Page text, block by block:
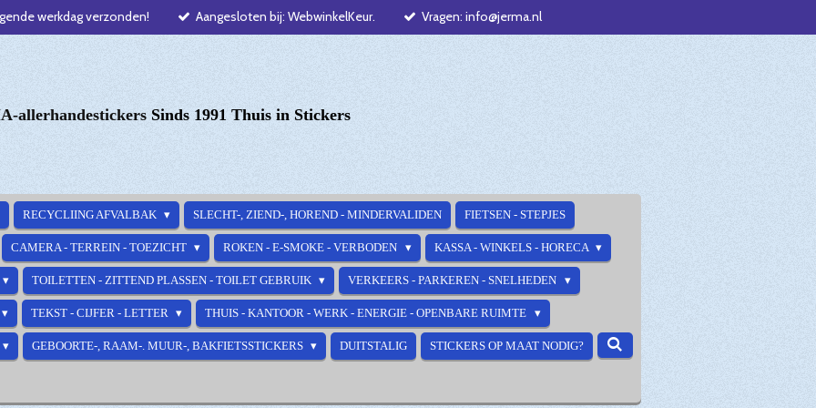
werkdag verzonden! Aangesloten bij: WebwinkelKeur. Vragen: info@jerma.nl
allerhandestickers Sinds 1991 Thuis in Stickers
RECYCLIING AFVALBAK SLECHT-, ZIEND-, HOREND - MINDERVALIDEN FIETSEN - STEPJES
CAMERA - TERREIN - TOEZICHT ROKEN - E-SMOKE - VERBODEN KASSA - WINKELS - HORECA
TOILETTEN - ZITTEND PLASSEN - TOILET GEBRUIK VERKEERS - PARKEREN - SNELHEDEN
TEKST - CIJFER - LETTER THUIS - KANTOOR - WERK - ENERGIE - OPENBARE RUIMTE
GEBOORTE-, RAAM-. MUUR-, BAKFIETSSTICKERS DUITSTALIG STICKERS OP MAAT NODIG?